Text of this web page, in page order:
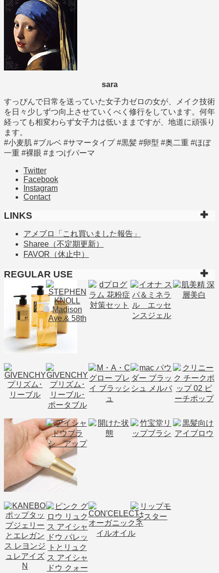
sara
すっぴんで日常を送っていた女子力ゼロの女が、メイク技術
を日々少しずつ向上させていくべく修行をしています。何年
経っても相変わらず女子力は低いままですが、地道に頑張り
ます。
#小麦肌 #ブルベ #サマータイプ #黒髪 #卵型 #奥二重 #ほぼ
一重 #裸眼 #まつげパーマ
Twitter
Facebook
Instagram
Contact
LINKS
アメブロ「これ買いました報告」
Sharee（不定期更新）
FAVOR（休止中）
REGULAR USE